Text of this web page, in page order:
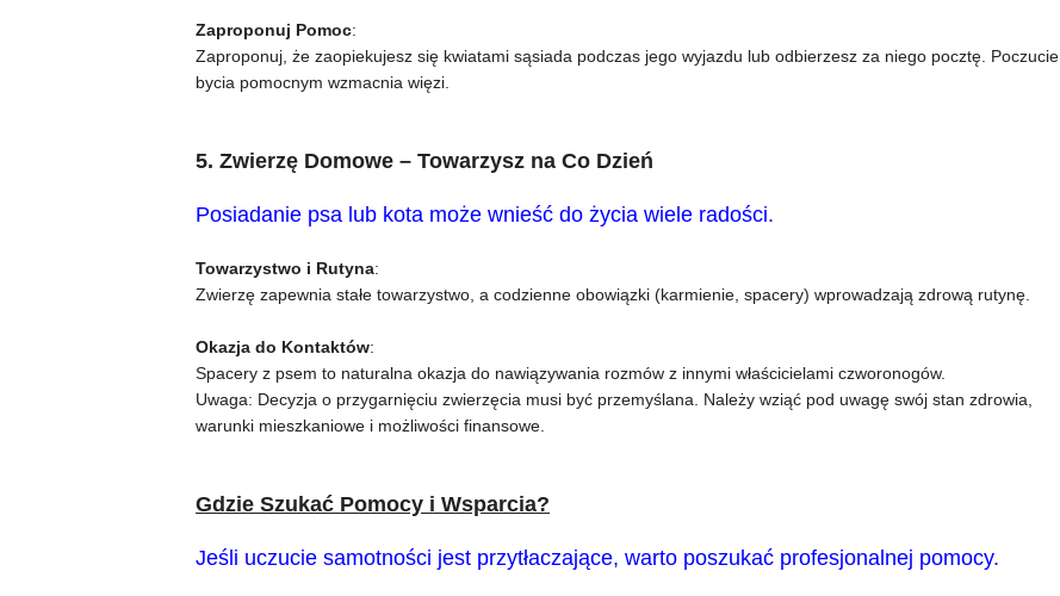
Zaproponuj Pomoc:
Zaproponuj, że zaopiekujesz się kwiatami sąsiada podczas jego wyjazdu lub odbierzesz za niego pocztę. Poczucie
bycia pomocnym wzmacnia więzi.
5. Zwierzę Domowe – Towarzysz na Co Dzień
Posiadanie psa lub kota może wnieść do życia wiele radości.
Towarzystwo i Rutyna:
Zwierzę zapewnia stałe towarzystwo, a codzienne obowiązki (karmienie, spacery) wprowadzają zdrową rutynę.
Okazja do Kontaktów:
Spacery z psem to naturalna okazja do nawiązywania rozmów z innymi właścicielami czworonogów.
Uwaga: Decyzja o przygarnięciu zwierzęcia musi być przemyślana. Należy wziąć pod uwagę swój stan zdrowia,
warunki mieszkaniowe i możliwości finansowe.
Gdzie Szukać Pomocy i Wsparcia?
Jeśli uczucie samotności jest przytłaczające, warto poszukać profesjonalnej pomocy.